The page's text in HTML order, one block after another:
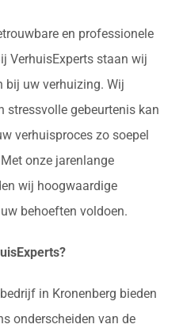
en professionele
VerhuisExperts staan wij
bij uw verhuizing. Wij
stressvolle gebeurtenis kan
verhuisproces zo soepel
onze jarenlange
wij hoogwaardige
behoeften voldoen.
in Kronenberg bieden
onderscheiden van de